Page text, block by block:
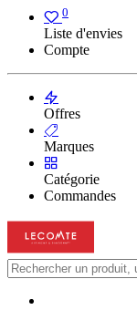
0
Liste d'envies
Compte
Offres
Marques
Catégorie
Commandes